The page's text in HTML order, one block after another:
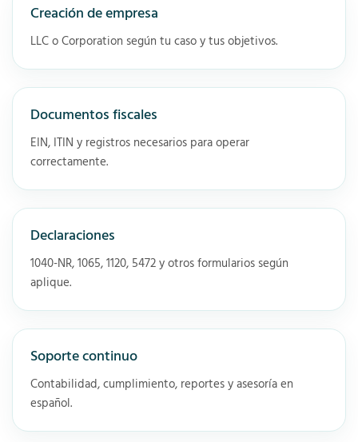
Creación de empresa
LLC o Corporation según tu caso y tus objetivos.
Documentos fiscales
EIN, ITIN y registros necesarios para operar
correctamente.
Declaraciones
1040-NR, 1065, 1120, 5472 y otros formularios según
aplique.
Soporte continuo
Contabilidad, cumplimiento, reportes y asesoría en
español.